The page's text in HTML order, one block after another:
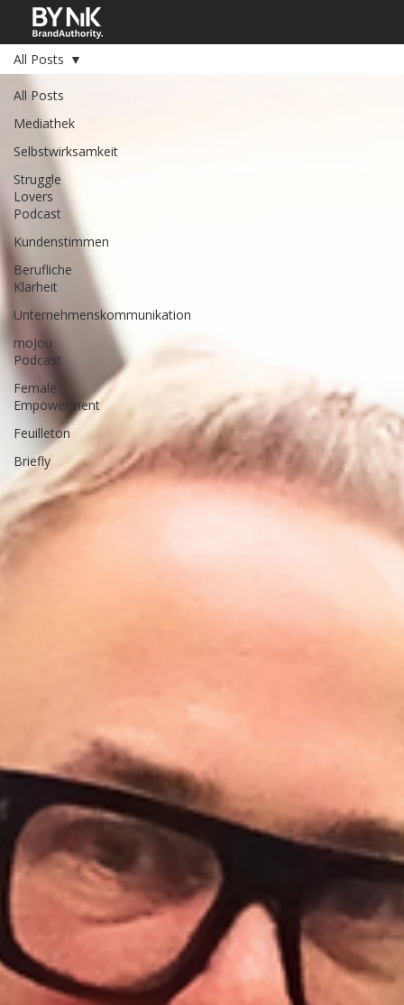
All Posts
Mediathek
Selbstwirksamkeit
Struggle
Lovers
Podcast
Kundenstimmen
Berufliche
Klarheit
Unternehmenskommunikation
moJou
Podcast
Female
Empowerment
Feuilleton
Briefly
All Posts